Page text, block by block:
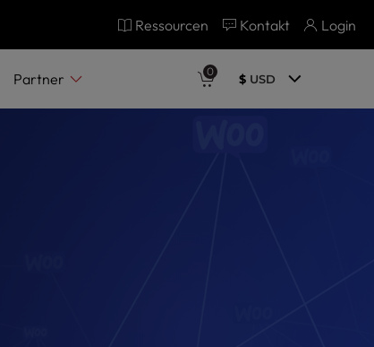
Ressourcen Kontakt Login
Partner 0
$USD